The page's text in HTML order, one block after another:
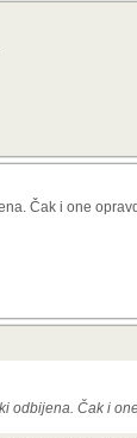
Čak i one
odbijena. Čak i